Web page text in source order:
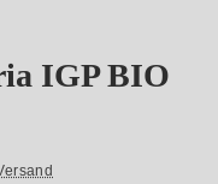
IGP BIO